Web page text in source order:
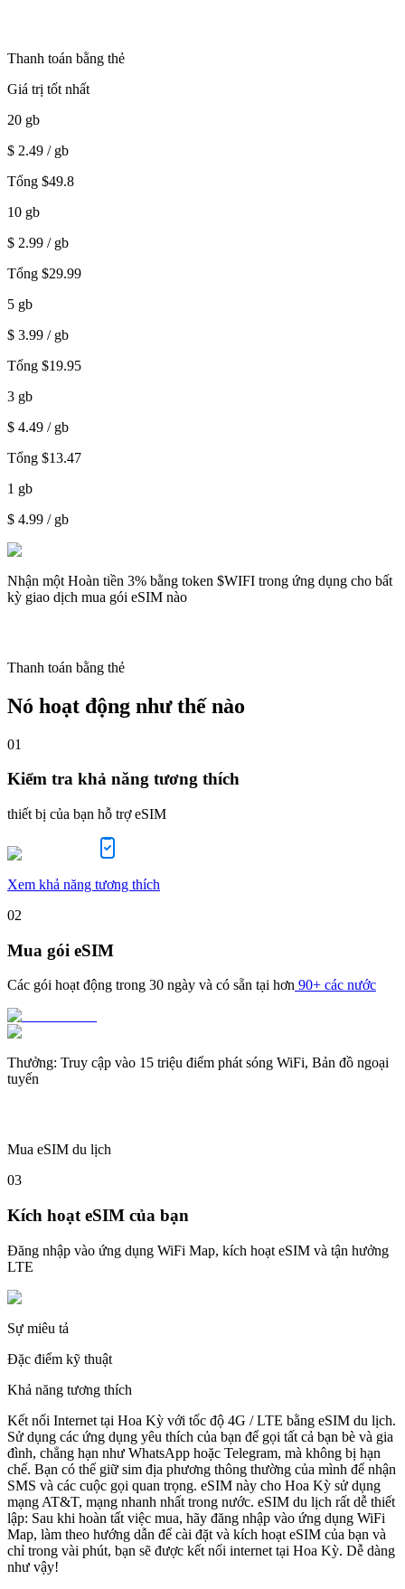
Thanh toán bằng thẻ
Giá trị tốt nhất
20 gb
$ 2.49 / gb
Tổng $49.8
10 gb
$ 2.99 / gb
Tổng $29.99
5 gb
$ 3.99 / gb
Tổng $19.95
3 gb
$ 4.49 / gb
Tổng $13.47
1 gb
$ 4.99 / gb
Nhận một Hoàn tiền 3% bằng token $WIFI trong ứng dụng cho bất
kỳ giao dịch mua gói eSIM nào
Thanh toán bằng thẻ
Nó hoạt động như thế nào
01
Kiểm tra khả năng tương thích
thiết bị của bạn hỗ trợ eSIM
Xem khả năng tương thích
02
Mua gói eSIM
Các gói hoạt động trong 30 ngày và có sẵn tại hơn 90+ các nước
Thưởng: Truy cập vào 15 triệu điểm phát sóng WiFi, Bản đồ ngoại
tuyến
Mua eSIM du lịch
03
Kích hoạt eSIM của bạn
Đăng nhập vào ứng dụng WiFi Map, kích hoạt eSIM và tận hưởng
LTE
Sự miêu tả
Đặc điểm kỹ thuật
Khả năng tương thích
Kết nối Internet tại Hoa Kỳ với tốc độ 4G / LTE bằng eSIM du lịch.
Sử dụng các ứng dụng yêu thích của bạn để gọi tất cả bạn bè và gia
đình, chẳng hạn như WhatsApp hoặc Telegram, mà không bị hạn
chế. Bạn có thể giữ sim địa phương thông thường của mình để nhận
SMS và các cuộc gọi quan trọng. eSIM này cho Hoa Kỳ sử dụng
mạng AT&T, mạng nhanh nhất trong nước. eSIM du lịch rất dễ thiết
lập: Sau khi hoàn tất việc mua, hãy đăng nhập vào ứng dụng WiFi
Map, làm theo hướng dẫn để cài đặt và kích hoạt eSIM của bạn và
chỉ trong vài phút, bạn sẽ được kết nối internet tại Hoa Kỳ. Dễ dàng
như vậy!